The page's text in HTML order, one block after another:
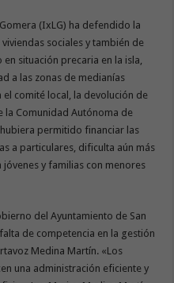
(IxLG) ha defendido la
sociales y también de
situación precaria en la isla,
a las zonas de medianías
comité local, la devolución de
la Comunidad Autónoma de
permitido financiar las
a particulares, dificulta aún más
jóvenes y familias con menores
del Ayuntamiento de San
de competencia en la gestión
Medina Martín. «Los
una administración eficiente y